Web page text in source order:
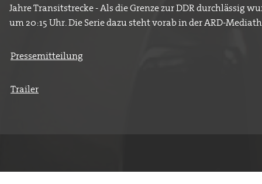
Jahre Transitstrecke - Als die Grenze zur DDR durchlässig
um 20:15 Uhr. Die Serie dazu steht vorab in der ARD-
Pressemitteilung
Trailer